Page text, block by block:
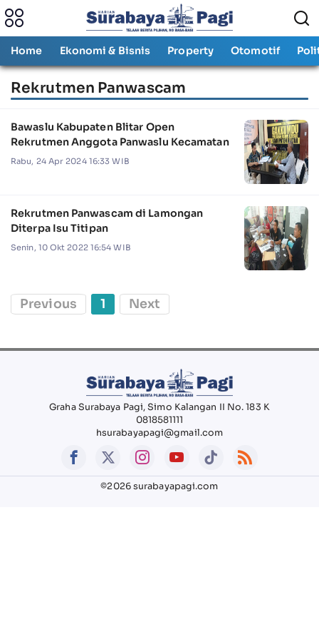
Home Ekonomi & Bisnis Property Otomotif
Rekrutmen Panwascam
Bawaslu Kabupaten Blitar Open
Rekrutmen Anggota Panwaslu Kecamatan
Rabu, 24 Apr 2024 16:33 WIB
Rekrutmen Panwascam di Lamongan
Diterpa Isu Titipan
Senin, 10 Okt 2022 16:54 WIB
Previous 1 Next
Graha Surabaya Pagi, Simo Kalangan II No. 183 K
0818581111
hsurabayapagi@gmail.com
©2026 surabayapagi.com